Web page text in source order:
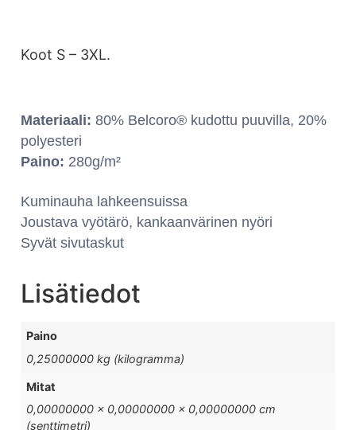
Koot S – 3XL.
Materiaali: 80% Belcoro® kudottu puuvilla, 20%
polyesteri
Paino: 280g/m²
Kuminauha lahkeensuissa
Joustava vyötärö, kankaanvärinen nyöri
Syvät sivutaskut
Lisätiedot
Paino
0,25000000 kg (kilogramma)
Mitat
0,00000000 × 0,00000000 × 0,00000000 cm
(senttimetri)